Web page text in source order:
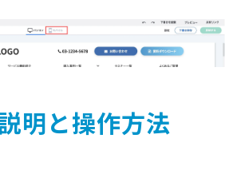
明と操作方法